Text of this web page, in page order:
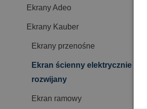
Ekrany Adeo
Ekrany Kauber
Ekrany przenośne
Ekran ścienny elektrycznie
rozwijany
Ekran ramowy